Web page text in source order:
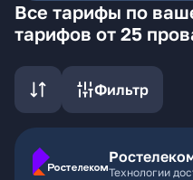
Все тарифы по
тарифов от 25
Фильтр
Технологии